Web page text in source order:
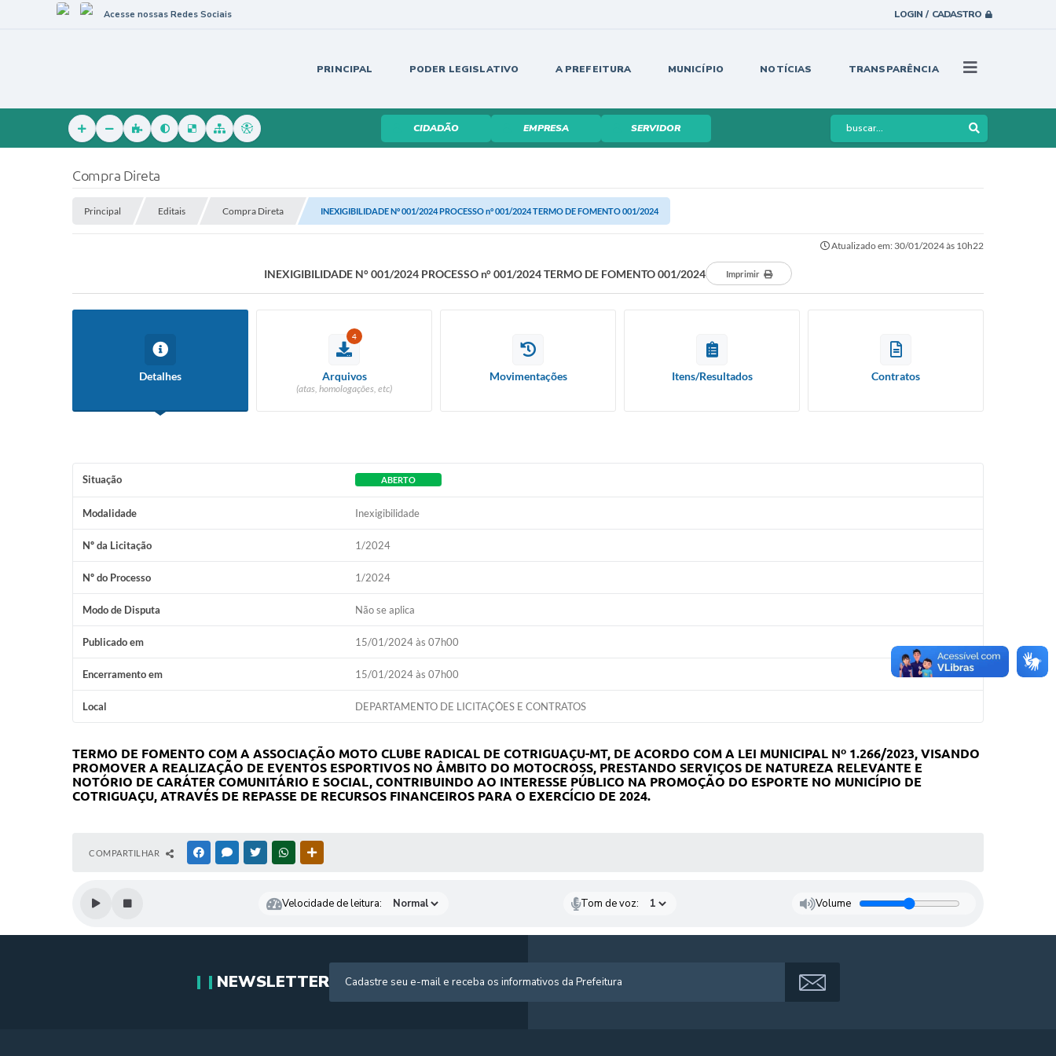
LOGIN / CADASTRO
Acesse nossas Redes Sociais
PRINCIPAL PODER LEGISLATIVO A PREFEITURA MUNICÍPIO NOTÍCIAS TRANSPARÊNCIA
CIDADÃO EMPRESA SERVIDOR
Compra Direta
Principal Editais Compra Direta INEXIGIBILIDADE N° 001/2024 PROCESSO n° 001/2024 TERMO DE FOMENTO 001/2024
Atualizado em: 30/01/2024 às 10h22
INEXIGIBILIDADE N° 001/2024 PROCESSO n° 001/2024 TERMO DE FOMENTO 001/2024 Imprimir
Detalhes
4
Arquivos
(atas, homologações, etc)
Movimentações Itens/Resultados Contratos
Situação ABERTO
Modalidade Inexigibilidade
Nº da Licitação 1/2024
Nº do Processo 1/2024
Modo de Disputa Não se aplica
Publicado em 15/01/2024 às 07h00
Encerramento em 15/01/2024 às 07h00
Local DEPARTAMENTO DE LICITAÇÕES E CONTRATOS
TERMO DE FOMENTO COM A ASSOCIAÇÃO MOTO CLUBE RADICAL DE COTRIGUAÇU-MT, DE ACORDO COM A LEI MUNICIPAL Nº 1.266/2023, VISANDO
PROMOVER A REALIZAÇÃO DE EVENTOS ESPORTIVOS NO ÂMBITO DO MOTOCROSS, PRESTANDO SERVIÇOS DE NATUREZA RELEVANTE E
NOTÓRIO DE CARÁTER COMUNITÁRIO E SOCIAL, CONTRIBUINDO AO INTERESSE PÚBLICO NA PROMOÇÃO DO ESPORTE NO MUNICÍPIO DE
COTRIGUAÇU, ATRAVÉS DE REPASSE DE RECURSOS FINANCEIROS PARA O EXERCÍCIO DE 2024.
COMPARTILHAR FACEBOOKMESSENGER
TWITTERWHATSAPP
Velocidade de leitura: Tom de voz: Volume
NEWSLETTER